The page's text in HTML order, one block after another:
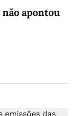
não apontou